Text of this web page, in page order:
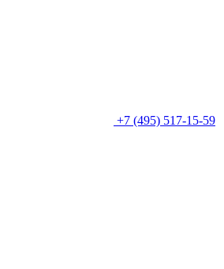
+7 (495) 517-15-59